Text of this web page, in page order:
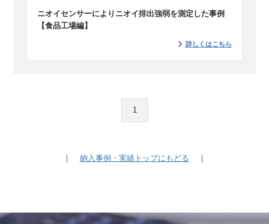
ニオイセンサーによりニオイ排出強弱を測定した事例
【食品工場編】
詳しくはこちら
1
｜ 納入事例・実績トップにもどる ｜